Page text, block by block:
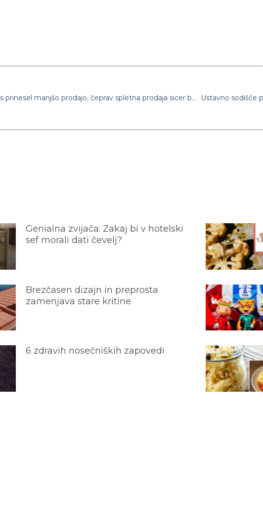
‘Črni petek’ letos prinesel manjšo prodajo, čeprav spletna prodaja sicer beleži rekorde
Genialna zvijača: Zakaj bi v hotelski
sef morali dati čevelj?
Brezčasen dizajn in preprosta
zamenjava stare kritine
6 zdravih nosečniških zapovedi